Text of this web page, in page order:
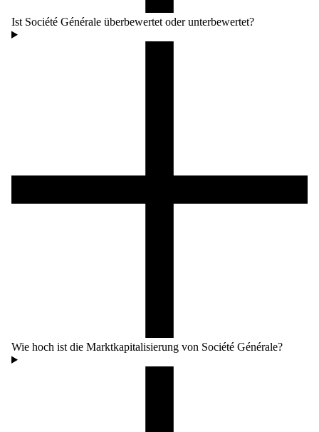
Ist Société Générale überbewertet oder unterbewertet?
Wie hoch ist die Marktkapitalisierung von Société Générale?